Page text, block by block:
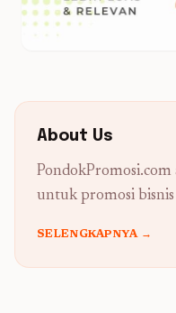
About Us
untuk promosi bisnis
SELENGKAPNYA →